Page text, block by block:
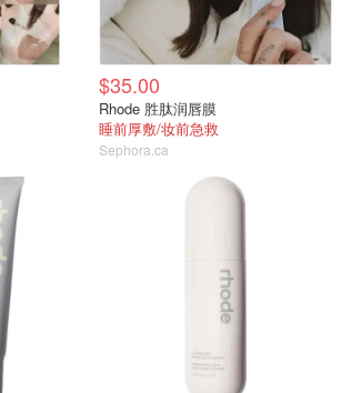
$35.00
Rhode 胜肽润唇膜
睡前厚敷/妆前急救
Sephora.ca